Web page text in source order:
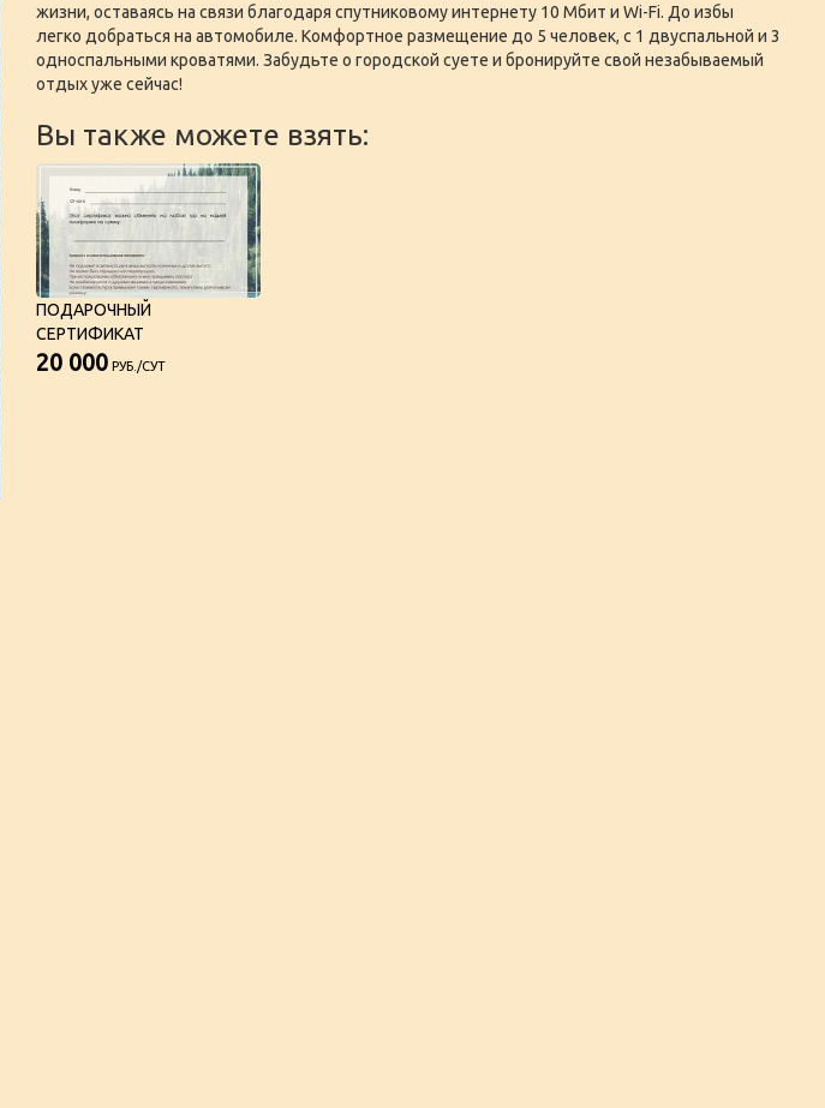
жизни, оставаясь на связи благодаря спутниковому интернету 10 Мбит и Wi-Fi. До избы
легко добраться на автомобиле. Комфортное размещение до 5 человек, с 1 двуспальной и 3
односпальными кроватями. Забудьте о городской суете и бронируйте свой незабываемый
отдых уже сейчас!
Вы также можете взять:
ПОДАРОЧНЫЙ
СЕРТИФИКАТ
20 000 РУБ./СУТ